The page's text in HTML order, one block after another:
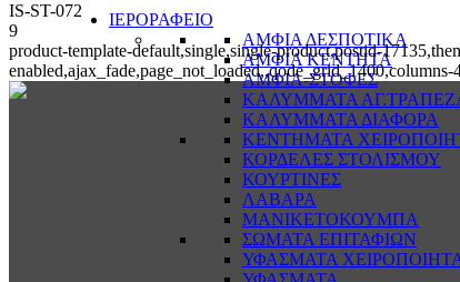
ΙΕΡΟΡΑΦΕΙΟ
ΑΜΦΙΑ ΔΕΣΠΟΤΙΚΑ
ΑΜΦΙΑ ΚΕΝΤΗΤΑ
ΑΜΦΙΑ-ΣΤΟΦΕΣ
ΚΑΛΥΜΜΑΤΑ
ΚΑΛΥΜΜΑΤΑ ΔΙΑΦΟΡΑ
ΚΕΝΤΗΜΑΤΑ
ΚΟΡΔΕΛΕΣ ΣΤΟΛΙΣΜΟΥ
ΚΟΥΡΤΙΝΕΣ
ΛΑΒΑΡΑ
ΜΑΝΙΚΕΤΟΚΟΥΜΠΑ
ΣΩΜΑΤΑ ΕΠΙΤΑΦΙΩΝ
ΥΦΑΣΜΑΤΑ
IS-ST-072
9
product-template-default,single,single-product,postid-